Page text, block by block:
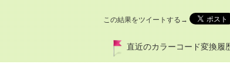
この結果をツイートする→
直近のカラーコード変換履